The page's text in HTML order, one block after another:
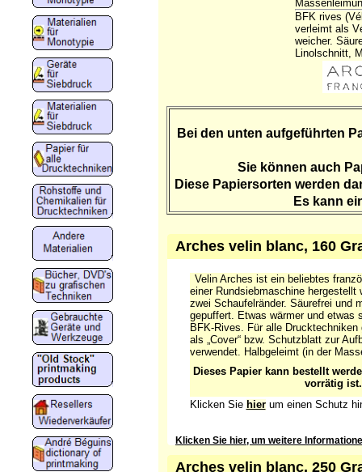
BFK rives
verleimt als
weicher.
Linolschnitt,
Bei den unten aufgeführten
Sie können auch
Diese Papiersorten werden
Es kann
Arches velin blanc, 160
Velin Arches ist ein beliebtes
einer Rundsiebmaschine hergestellt
zwei Schaufelränder. Säurefrei und
gepuffert. Etwas wärmer und etwas
BFK-Rives. Für alle Drucktechniken
als „Cover“ bzw. Schutzblatt zur
verwendet. Halbgeleimt (in der
Dieses Papier kann bestellt
vorrätig ist.
Klicken Sie hierum einen Schutz
Klicken Sie hier, um weitere
Arches velin blanc, 250